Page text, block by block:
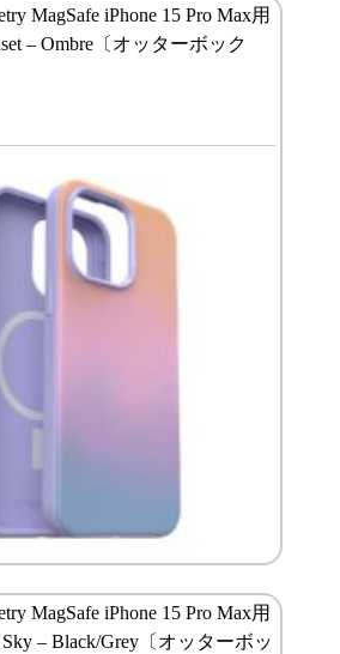
MagSafe iPhone 15 Pro Max用
– Ombre〔オッターボック
MagSafe iPhone 15 Pro Max用
– Black/Grey〔オッターボッ